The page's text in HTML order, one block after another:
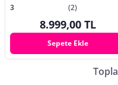
3
(2)
8.999,00 TL
Sepete Ekle